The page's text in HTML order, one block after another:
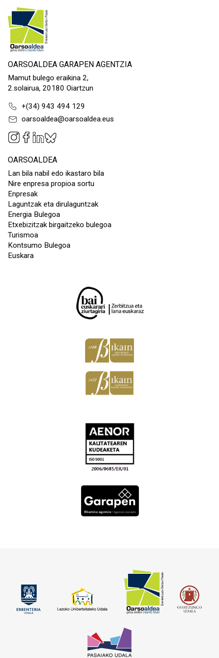
OARSOALDEA GARAPEN AGENTZIA
Mamut bulego eraikina 2,
2.solairua, 20180 Oiartzun
+(34) 943 494 129
oarsoaldea@oarsoaldea.eus
OARSOALDEA
Lan bila nabil edo ikastaro bila
Nire enpresa propioa sortu
Enpresak
Laguntzak eta dirulaguntzak
Energia Bulegoa
Etxebizitzak birgaitzeko bulegoa
Turismoa
Kontsumo Bulegoa
Euskara